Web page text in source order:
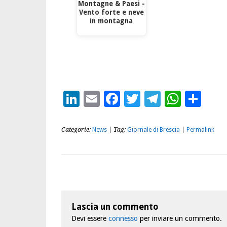
Montagne & Paesi -
Vento forte e neve
in montagna
LinkedIn
EmailFacebook
Twitter
Telegram
Categorie: News | Tag: Giornale di Brescia Permalink
Lascia un commento
Devi essere connesso per inviare un commento.